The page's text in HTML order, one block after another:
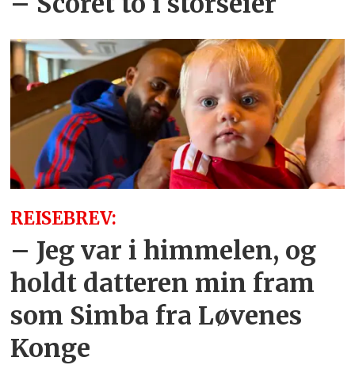
REISEBREV:
– Jeg var i himmelen, og
holdt datteren min fram
som Simba fra Løvenes
Konge